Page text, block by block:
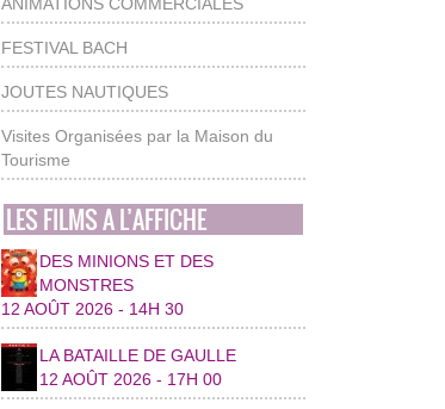
FESTIVAL BACH
JOUTES NAUTIQUES
Visites Organisées par la Maison du
Tourisme
LES FILMS A L’AFFICHE
DES MINIONS ET DES
MONSTRES
12 AOÛT 2026 - 14H 30
LA BATAILLE DE GAULLE
12 AOÛT 2026 - 17H 00